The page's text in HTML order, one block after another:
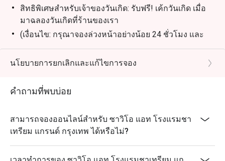
สิทธิพิเศษสำหรับเจ้าของวันเกิด: รับฟรี! เค้กวันเกิด เมื่อ
มาฉลองวันเกิดที่ร้านของเรา
(เงื่อนไข: กรุณาจองล่วงหน้าอย่างน้อย 24 ชั่วโมง และ
ระบุข้อความ "ฉลองวันเกิด" ในรายละเอียดการจอง)
นโยบายการยกเลิกและแก้ไขการจอง
คำถามที่พบบ่อย
สามารถจองออนไลน์สำหรับ ซาวิโอ แอท โรงแรมชา
เทรียม แกรนด์ กรุงเทพ ได้หรือไม่?